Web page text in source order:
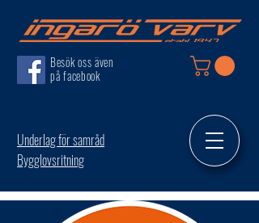
Besök oss även
på facebook
Underlag för samråd
Bygglovsritning